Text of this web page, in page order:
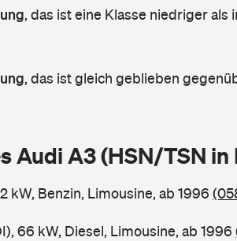
, das ist eine Klasse niedriger als
, das ist gleich geblieben
Audi A3 (HSN/TSN
kW, Benzin, Limousine, ab 1996
66 kW, Diesel, Limousine, ab 1996